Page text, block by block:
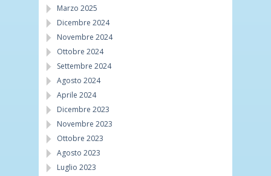
Marzo 2025
Dicembre 2024
Novembre 2024
Ottobre 2024
Settembre 2024
Agosto 2024
Aprile 2024
Dicembre 2023
Novembre 2023
Ottobre 2023
Agosto 2023
Luglio 2023